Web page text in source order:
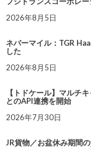
2026年8月5日
ネバーマイル：TGR
した
2026年8月5日
【トドケール】マルチ
とのAPI連携を開始
2026年7月30日
JR貨物／お盆休み期間